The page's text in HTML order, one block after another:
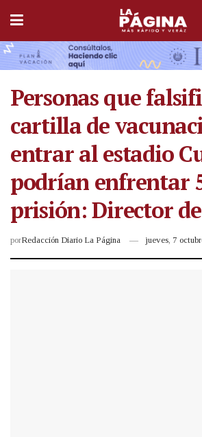
Personas que
cartilla de
entrar al estadio
podrían enfrentar
prisión: Director
porRedacción Diario La Página jueves, 7